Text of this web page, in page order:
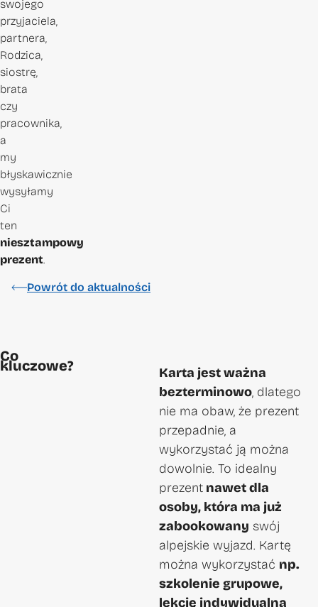
swojego
przyjaciela,
partnera,
Rodzica,
siostrę,
brata
czy
pracownika,
a
my
błyskawicznie
wysyłamy
Ci
ten
niesztampowy
prezent.
Powrót do aktualności
Co
kluczowe?
Karta jest ważna
bezterminowo, dlatego
nie ma obaw, że prezent
przepadnie, a
wykorzystać ją można
dowolnie. To idealny
prezent nawet dla
osoby, która ma już
zabookowany swój
alpejskie wyjazd. Kartę
można wykorzystać np.
szkolenie grupowe,
lekcję indywidualną